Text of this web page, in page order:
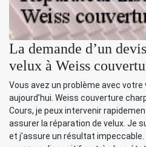
La demande d’un
velux à Weiss
Vous avez un problème avec
aujourd’hui. Weiss couverture
Cours, je peux intervenir
assurer la réparation de velux. Je
et j’assure un résultat